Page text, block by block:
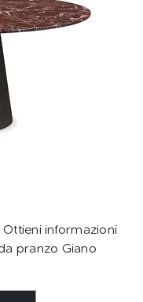
informazioni
pranzo Giano